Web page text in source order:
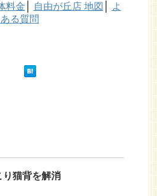
料金 自由が丘店 地図
よ
ある質問
り猫背を解消